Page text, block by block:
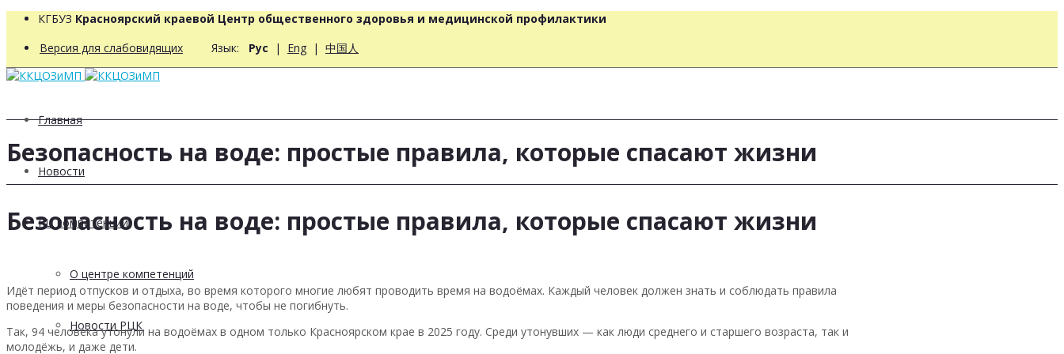
КГБУЗ Красноярский краевой Центр общественного здоровья и медицинской профилактики
Версия для слабовидящих Язык: Рус | Eng | 中国人
Главная
Новости
РЦ компетенций
О центре компетенций
Новости РЦК
Безопасность на воде: простые правила, которые спасают жизни
Безопасность на воде: простые правила, которые спасают жизни
Идёт период отпусков и отдыха, во время которого многие любят проводить время на водоёмах. Каждый человек должен знать и соблюдать правила
поведения и меры безопасности на воде, чтобы не погибнуть.
Так, 94 человека утонули на водоёмах в одном только Красноярском крае в 2025 году. Среди утонувших — как люди среднего и старшего возраста, так и
молодёжь, и даже дети.